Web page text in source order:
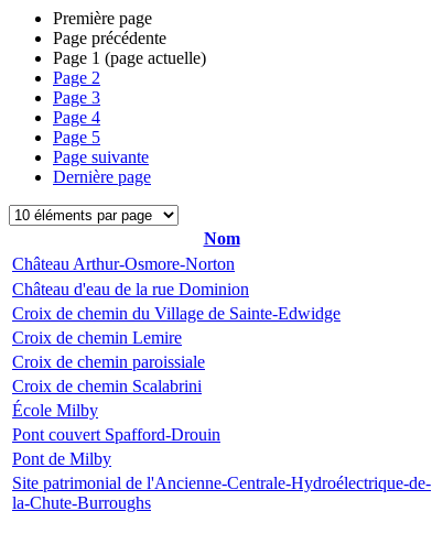
Première page
Page précédente
Page 1 (page actuelle)
Page 2
Page 3
Page 4
Page 5
Page suivante
Dernière page
Nom
Château Arthur-Osmore-Norton
Château d'eau de la rue Dominion
Croix de chemin du Village de Sainte-Edwidge
Croix de chemin Lemire
Croix de chemin paroissiale
Croix de chemin Scalabrini
École Milby
Pont couvert Spafford-Drouin
Pont de Milby
Site patrimonial de l'Ancienne-Centrale-Hydroélectrique-de-
la-Chute-Burroughs